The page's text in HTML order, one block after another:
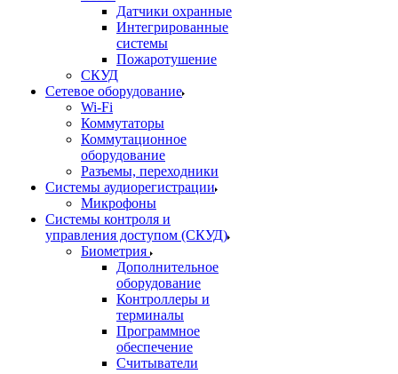
Датчики охранные
Интегрированные
системы
Пожаротушение
СКУД
Сетевое оборудование
Wi-Fi
Коммутаторы
Коммутационное
оборудование
Разъемы, переходники
Системы аудиорегистрации
Микрофоны
Системы контроля и
управления доступом (СКУД)
Биометрия
Дополнительное
оборудование
Контроллеры и
терминалы
Программное
обеспечение
Считыватели